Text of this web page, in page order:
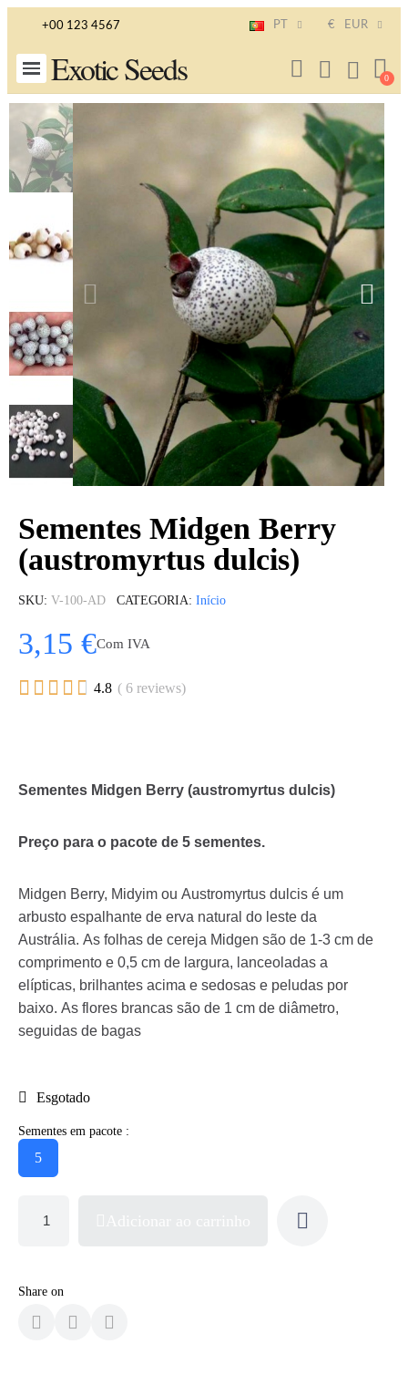
+00 123 4567 PT € EUR
Exotic Seeds
Sementes Midgen Berry
(austromyrtus dulcis)
SKU V-100-AD CATEGORIA Início
3,15 €Com IVA
     4.8 ( 6 reviews)
Sementes Midgen Berry (austromyrtus dulcis)
Preço para o pacote de 5 sementes.
Midgen Berry, Midyim ou Austromyrtus dulcis é um
arbusto espalhante de erva natural do leste da
Austrália. As folhas de cereja Midgen são de 1-3 cm de
comprimento e 0,5 cm de largura, lanceoladas a
elípticas, brilhantes acima e sedosas e peludas por
baixo. As flores brancas são de 1 cm de diâmetro,
seguidas de bagas
Esgotado
Sementes em pacote :
5
Share on